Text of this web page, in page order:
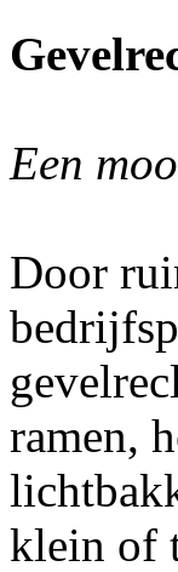
Een
Door
ramen,
klein of